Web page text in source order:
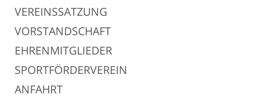
VEREINSSATZUNG
VORSTANDSCHAFT
EHRENMITGLIEDER
SPORTFÖRDERVEREIN
ANFAHRT